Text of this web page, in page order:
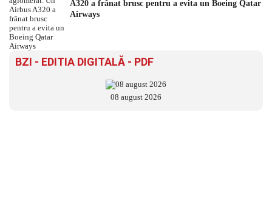
A320 a frânat brusc pentru a evita un Boeing Qatar
Airways
BZI - EDITIA DIGITALĂ - PDF
08 august 2026